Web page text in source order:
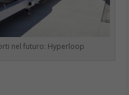
siano i video in
in 4K
lievitate,